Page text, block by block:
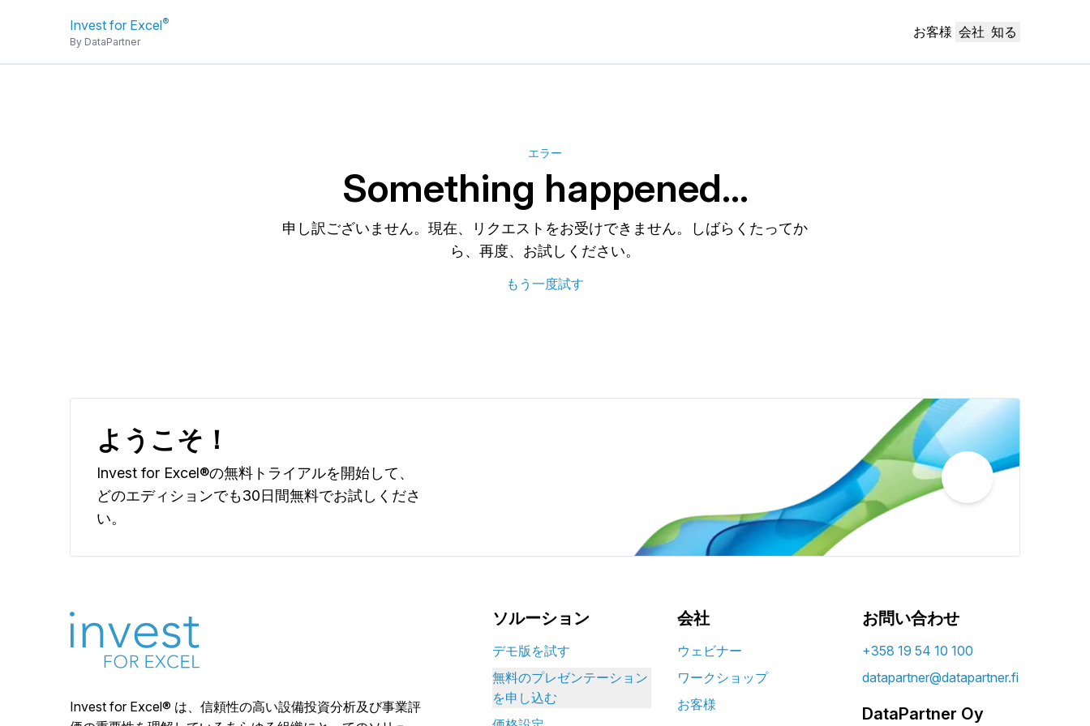
Invest for Excel®
By DataPartner
お客様 会社 知る
エラー
Something happened...
申し訳ございません。現在、リクエストをお受けできません。しばらくたってか
ら、再度、お試しください。
もう一度試す
ようこそ！
Invest for Excel®の無料トライアルを開始して、
どのエディションでも30日間無料でお試しくださ
い。
Invest for Excel® は、信頼性の高い設備投資分析及び事業評
ソルーション
デモ版を試す
無料のプレゼンテーション
を申し込む
会社
ウェビナー
ワークショップ
お客様
お問い合わせ
+358 19 54 10 100
datapartner@datapartner.fi
DataPartner Oy